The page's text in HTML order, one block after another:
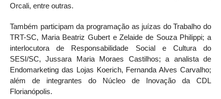
Orcali, entre outras.
Também participam da programação as juízas do Trabalho do
TRT-SC, Maria Beatriz Gubert e Zelaide de Souza Philippi; a
interlocutora de Responsabilidade Social e Cultura do
SESI/SC, Jussara Maria Moraes Castilhos; a analista de
Endomarketing das Lojas Koerich, Fernanda Alves Carvalho;
além de integrantes do Núcleo de Inovação da CDL
Florianópolis.